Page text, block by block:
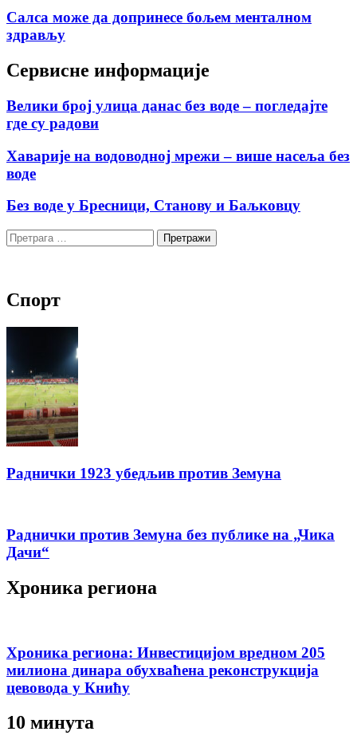
Салса може да допринесе бољем менталном
здрављу
Сервисне информације
Велики број улица данас без воде – погледајте
где су радови
Хаварије на водоводној мрежи – више насеља без
воде
Без воде у Бресници, Станову и Баљковцу
Претрага
за:
Спорт
Раднички 1923 убедљив против Земуна
Раднички против Земуна без публике на „Чика
Дачи“
Хроника региона
Хроника региона: Инвестицијом вредном 205
милиона динара обухваћена реконструкција
цевовода у Книћу
10 минута